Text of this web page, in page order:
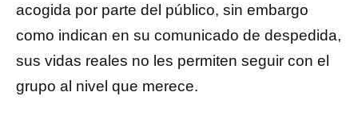
acogida por parte del público, sin embargo
como indican en su comunicado de despedida,
sus vidas reales no les permiten seguir con el
grupo al nivel que merece.